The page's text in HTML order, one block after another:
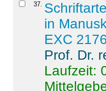
37.
in
EXC
Prof. Dr.
Laufzeit: